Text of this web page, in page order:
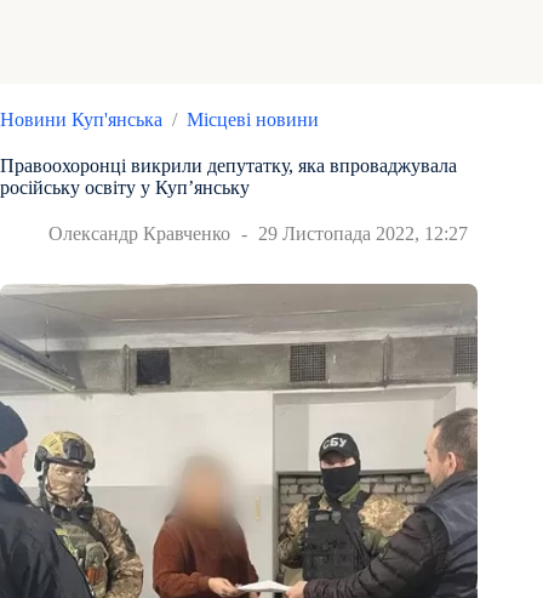
Новини Куп'янська / Місцеві новини
Правоохоронці викрили депутатку, яка впроваджувала
російську освіту у Куп’янську
Олександр Кравченко 29 Листопада 2022, 12:27